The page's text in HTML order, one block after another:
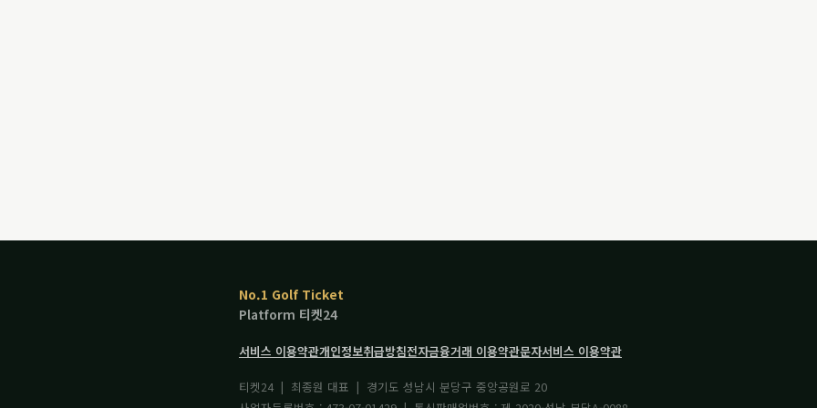
No.1 Golf Ticket
Platform 티켓24
서비스 이용약관개인정보취급방침전자금융거래 이용약관문자서비스 이용약관
티켓24 | 최종원 대표 | 경기도 성남시 분당구 중앙공원로 20